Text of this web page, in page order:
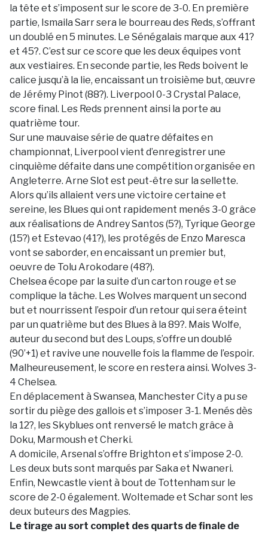
la tête et s’imposent sur le score de 3-0. En première
partie, Ismaila Sarr sera le bourreau des Reds, s’offrant
un doublé en 5 minutes. Le Sénégalais marque aux 41?
et 45?. C’est sur ce score que les deux équipes vont
aux vestiaires. En seconde partie, les Reds boivent le
calice jusqu’à la lie, encaissant un troisième but, œuvre
de Jérémy Pinot (88?). Liverpool 0-3 Crystal Palace,
score final. Les Reds prennent ainsi la porte au
quatrième tour.
Sur une mauvaise série de quatre défaites en
championnat, Liverpool vient d’enregistrer une
cinquième défaite dans une compétition organisée en
Angleterre. Arne Slot est peut-être sur la sellette.
Alors qu’ils allaient vers une victoire certaine et
sereine, les Blues qui ont rapidement menés 3-0 grâce
aux réalisations de Andrey Santos (5?), Tyrique George
(15?) et Estevao (41?), les protégés de Enzo Maresca
vont se saborder, en encaissant un premier but,
oeuvre de Tolu Arokodare (48?).
Chelsea écope par la suite d’un carton rouge et se
complique la tâche. Les Wolves marquent un second
but et nourrissent l’espoir d’un retour qui sera éteint
par un quatrième but des Blues à la 89?. Mais Wolfe,
auteur du second but des Loups, s’offre un doublé
(90’+1) et ravive une nouvelle fois la flamme de l’espoir.
Malheureusement, le score en restera ainsi. Wolves 3-
4 Chelsea.
En déplacement à Swansea, Manchester City a pu se
sortir du piège des gallois et s’imposer 3-1. Menés dès
la 12?, les Skyblues ont renversé le match grâce à
Doku, Marmoush et Cherki.
A domicile, Arsenal s’offre Brighton et s’impose 2-0.
Les deux buts sont marqués par Saka et Nwaneri.
Enfin, Newcastle vient à bout de Tottenham sur le
score de 2-0 également. Woltemade et Schar sont les
deux buteurs des Magpies.
Le tirage au sort complet des quarts de finale de